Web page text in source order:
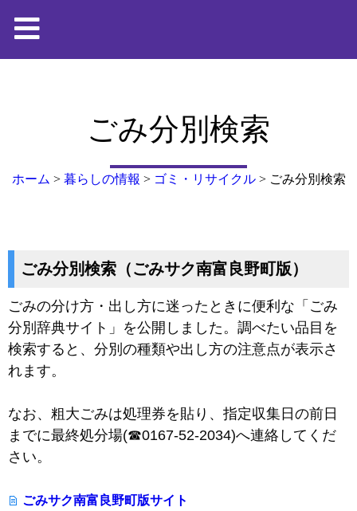
ごみ分別検索
ホーム > 暮らしの情報 > ゴミ・リサイクル> ごみ分別検索
ごみ分別検索（ごみサク南富良野町版）
ごみの分け方・出し方に迷ったときに便利な「ごみ
分別辞典サイト」を公開しました。調べたい品目を
検索すると、分別の種類や出し方の注意点が表示さ
れます。
なお、粗大ごみは処理券を貼り、指定収集日の前日
までに最終処分場(☎0167-52-2034)へ連絡してくだ
さい。
ごみサク南富良野町版サイト